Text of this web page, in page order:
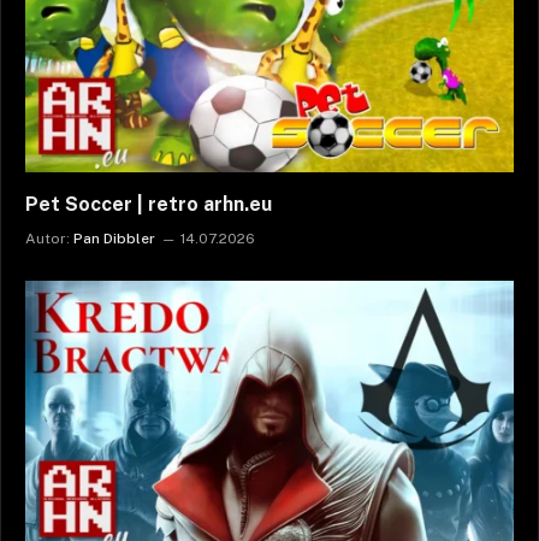
Pet Soccer | retro arhn.eu
Autor: Pan Dibbler 14.07.2026